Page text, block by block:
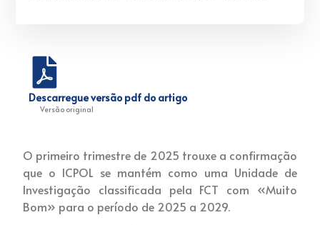
Descarregue versão pdf do artigo
Versão original
O primeiro trimestre de 2025 trouxe a confirmação
que o ICPOL se mantém como uma Unidade de
Investigação classificada pela FCT com «Muito
Bom» para o período de 2025 a 2029.